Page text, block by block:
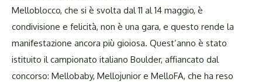
Melloblocco, che si è svolta dal 11 al 14 maggio, è
condivisione e felicità, non è una gara, e questo rende la
manifestazione ancora più gioiosa. Quest’anno è stato
istituito il campionato italiano Boulder, affiancato dal
concorso: Mellobaby, Mellojunior e MelloFA, che ha reso